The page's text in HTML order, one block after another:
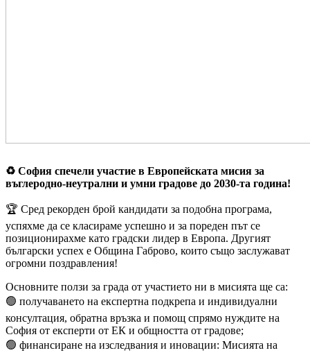
♻️ София спечели участие в Европейската мисия за
въглеродно-неутрални и умни градове до 2030-та година!
🏆 Сред рекорден брой кандидати за подобна програма,
успяхме да се класираме успешно и за пореден път се
позиционирахме като градски лидер в Европа. Другият
български успех е Община Габрово, които също заслужават
огромни поздравления!
Основните ползи за града от участието ни в мисията ще са:
🟢 получаването на експертна подкрепа и индивидуални
консултация, обратна връзка и помощ спрямо нуждите на
София от експерти от ЕК и общността от градове;
🟢 финансиране на изследвания и иновации: Мисията на